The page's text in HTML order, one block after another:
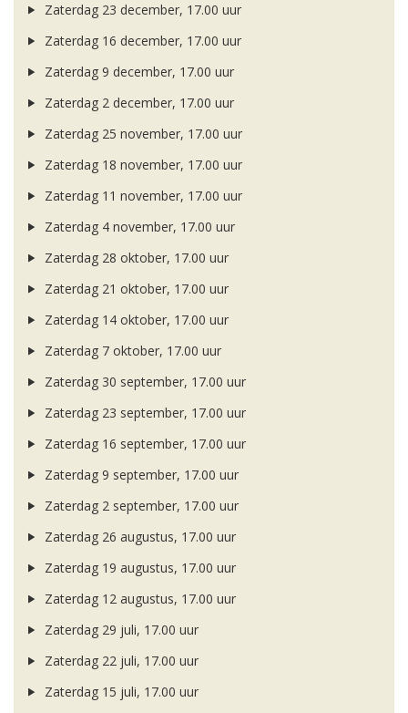
Zaterdag 23 december, 17.00 uur
Zaterdag 16 december, 17.00 uur
Zaterdag 9 december, 17.00 uur
Zaterdag 2 december, 17.00 uur
Zaterdag 25 november, 17.00 uur
Zaterdag 18 november, 17.00 uur
Zaterdag 11 november, 17.00 uur
Zaterdag 4 november, 17.00 uur
Zaterdag 28 oktober, 17.00 uur
Zaterdag 21 oktober, 17.00 uur
Zaterdag 14 oktober, 17.00 uur
Zaterdag 7 oktober, 17.00 uur
Zaterdag 30 september, 17.00 uur
Zaterdag 23 september, 17.00 uur
Zaterdag 16 september, 17.00 uur
Zaterdag 9 september, 17.00 uur
Zaterdag 2 september, 17.00 uur
Zaterdag 26 augustus, 17.00 uur
Zaterdag 19 augustus, 17.00 uur
Zaterdag 12 augustus, 17.00 uur
Zaterdag 29 juli, 17.00 uur
Zaterdag 22 juli, 17.00 uur
Zaterdag 15 juli, 17.00 uur